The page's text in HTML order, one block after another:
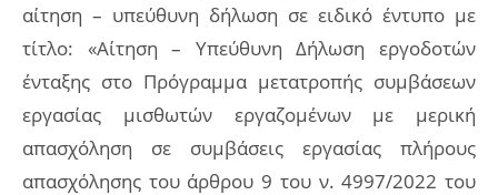
αίτηση – υπεύθυνη δήλωση σε ειδικό έντυπο με
τίτλο: «Αίτηση – Υπεύθυνη Δήλωση εργοδοτών
ένταξης στο Πρόγραμμα μετατροπής συμβάσεων
εργασίας μισθωτών εργαζομένων με μερική
απασχόληση σε συμβάσεις εργασίας πλήρους
απασχόλησης του άρθρου 9 του ν. 4997/2022 του